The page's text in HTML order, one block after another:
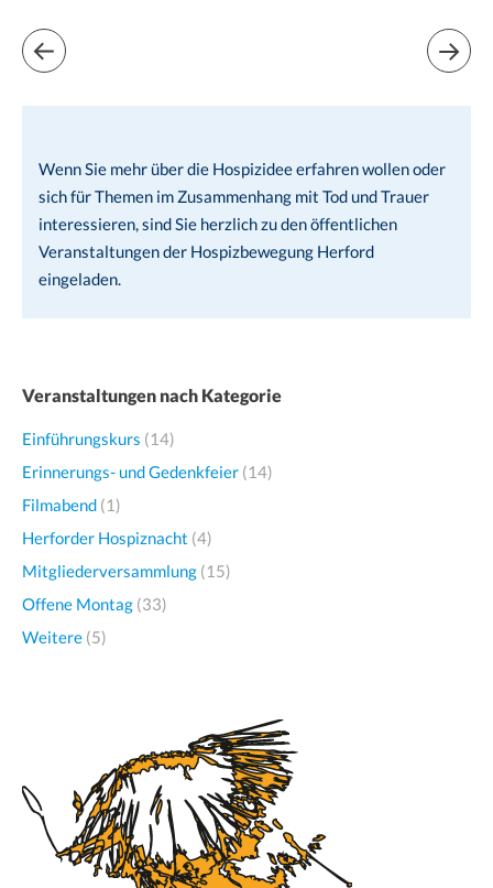
Wenn Sie mehr über die Hospizidee erfahren wollen oder
sich für Themen im Zusammenhang mit Tod und Trauer
interessieren, sind Sie herzlich zu den öffentlichen
Veranstaltungen der Hospizbewegung Herford
eingeladen.
Veranstaltungen nach Kategorie
Einführungskurs (14)
Erinnerungs- und Gedenkfeier (14)
Filmabend (1)
Herforder Hospiznacht (4)
Mitgliederversammlung (15)
Offene Montag (33)
Weitere (5)